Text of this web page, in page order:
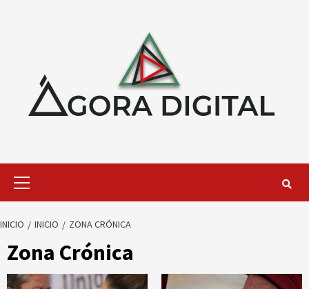
INICIO INICIO ZONA CRÓNICA
Zona Crónica